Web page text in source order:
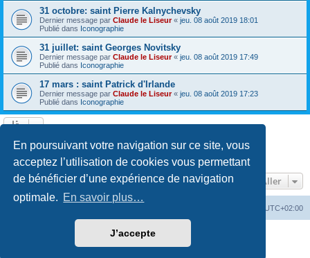
En poursuivant votre navigation sur ce site, vous
acceptez l’utilisation de cookies vous permettant
de bénéficier d’une expérience de navigation
optimale. En savoir plus…
J’accepte
31 octobre: saint Pierre Kalnychevsky
Dernier message par Claude le Liseur« jeu. 08 août 2019 18:01
Publié dans Iconographie
31 juillet: saint Georges Novitsky
Dernier message par Claude le Liseur« jeu. 08 août 2019 17:49
Publié dans Iconographie
17 mars : saint Patrick d'Irlande
Dernier message par Claude le Liseur« jeu. 08 août 2019 17:23
Publié dans Iconographie
Page1sur20
3
Aller
UTC+02:00
phpBB® Forum Software © phpBB Limited
©